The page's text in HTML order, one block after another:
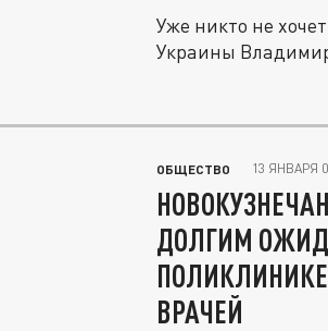
Уже никто не
Украины
ОБЩЕСТВО 13 ЯНВАРЯ
ДОЛГИМ
ВРАЧЕЙ